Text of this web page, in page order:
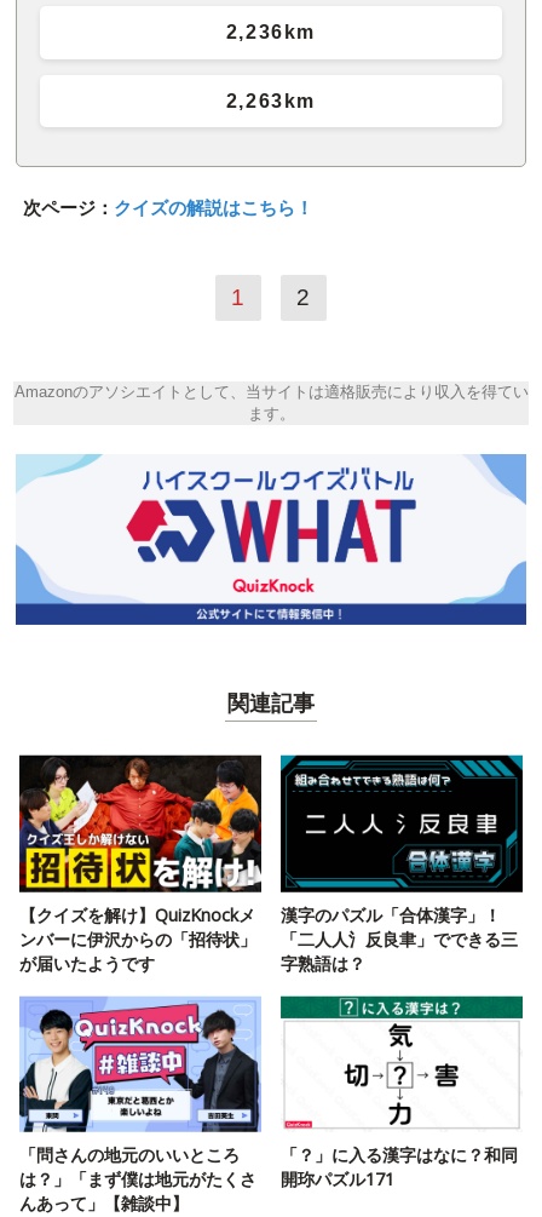
2,236km
2,263km
次ページ： クイズの解説はこちら！
1 2
Amazonのアソシエイトとして、当サイトは適格販売により収入を得てい
ます。
関連記事
【クイズを解け】QuizKnockメ
ンバーに伊沢からの「招待状」
が届いたようです
漢字のパズル「合体漢字」！
「二人人氵反良聿」でできる三
字熟語は？
「問さんの地元のいいところ
は？」「まず僕は地元がたくさ
んあって」【雑談中】
「？」に入る漢字はなに？和同
開珎パズル171